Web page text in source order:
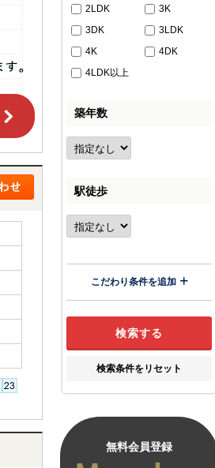
2LDK
3K
3DK
3LDK
4K
4DK
4LDK以上
築年数
駅徒歩
こだわり条件を追加
検索条件をリセット
無料会員登録